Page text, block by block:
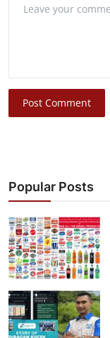
Post Comment
Popular Posts